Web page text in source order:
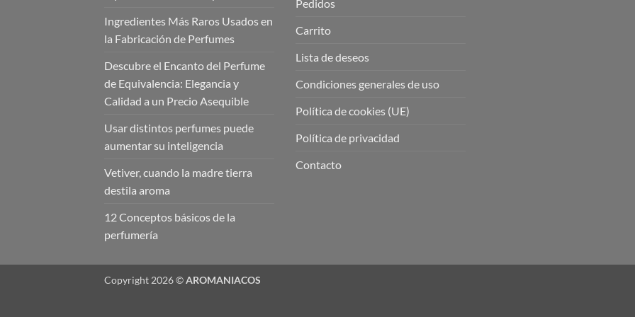
Ingredientes Más Raros Usados en
la Fabricación de Perfumes
Descubre el Encanto del Perfume
de Equivalencia: Elegancia y
Calidad a un Precio Asequible
Usar distintos perfumes puede
aumentar su inteligencia
Vetiver, cuando la madre tierra
destila aroma
12 Conceptos básicos de la
perfumería
Pedidos
Carrito
Lista de deseos
Condiciones generales de uso
Política de cookies (UE)
Política de privacidad
Contacto
Copyright 2026 ©AROMANIACOS